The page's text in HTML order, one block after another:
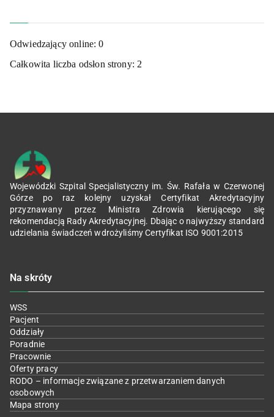
Odwiedzający online:0
Całkowita liczba odsłon strony: 2
Wojewódzki Szpital Specjalistyczny im. Św. Rafała w Czerwonej
Górze po raz kolejny uzyskał Certyfikat Akredytacyjny
przyznawany przez Ministra Zdrowia kierującego się
rekomendacją Rady Akredytacyjnej. Dbając o najwyższy standard
udzielania świadczeń wdrożyliśmy Certyfikat ISO 9001:2015
Na skróty
WSS
Pacjent
Oddziały
Poradnie
Pracownie
Oferty pracy
RODO – informacje związane z przetwarzaniem danych
osobowych
Mapa strony